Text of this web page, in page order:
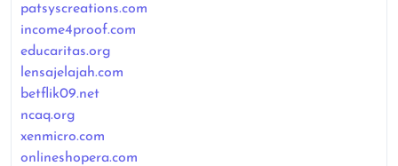
patsyscreations.com
income4proof.com
educaritas.org
lensajelajah.com
betflik09.net
ncaq.org
xenmicro.com
onlineshopera.com